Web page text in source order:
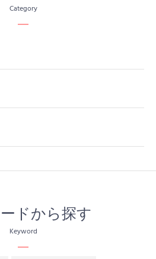
Category
ドから探す
Keyword